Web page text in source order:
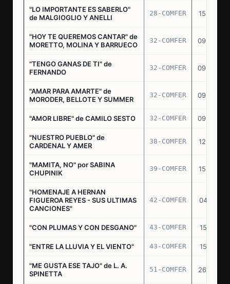
"LO IMPORTANTE ES SABERLO"
de MALGIOGLIO Y ANELLI
28-COMFER 15.07.76
"HOY TE QUEREMOS CANTAR" de
MORETTO, MOLINA Y BARRUECO
32-COMFER 09.09.76
"TENGO GANAS DE TI" de
FERNANDO
32-COMFER 09.09.76
"AMAR PARA AMARTE" de
MORODER, BELLOTE Y SUMMER
32-COMFER 09.09.76
"AMOR LIBRE" de CAMILO SESTO 32-COMFER 09.09.76
"NUESTRO PUEBLO" de
CARDENAL Y AMER
38-COMFER 12.10.76
"MAMITA, NO" por SABINA
CHUPINIK
39-COMFER 15.10.76
"HOMENAJE A HERNAN
FIGUEROA REYES - SUS ULTIMAS
CANCIONES"
42-COMFER 04.11.76
"CON PLUMAS Y CON DESGANO" 43-COMFER 15.11.76
"ENTRE LA LLUVIA Y EL VIENTO" 43-COMFER 15.11.76
"ME GUSTA ESE TAJO" de L. A.
SPINETTA
51-COMFER 26.12.76